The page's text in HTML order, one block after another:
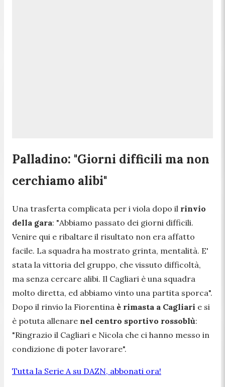
Palladino: "Giorni difficili ma non
cerchiamo alibi"
Una trasferta complicata per i viola dopo il rinvio
della gara: "Abbiamo passato dei giorni difficili.
Venire qui e ribaltare il risultato non era affatto
facile. La squadra ha mostrato grinta, mentalità. E'
stata la vittoria del gruppo, che vissuto difficoltà,
ma senza cercare alibi. Il Cagliari è una squadra
molto diretta, ed abbiamo vinto una partita sporca".
Dopo il rinvio la Fiorentina è rimasta a Cagliari e si
è potuta allenare nel centro sportivo rossoblù:
"Ringrazio il Cagliari e Nicola che ci hanno messo in
condizione di poter lavorare".
Tutta la Serie A su DAZN, abbonati ora!